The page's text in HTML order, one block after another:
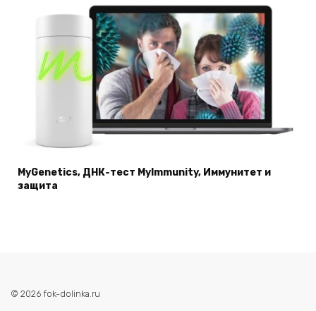
MyGenetics, ДНК-тест MyImmunity, Иммунитет и
защита
© 2026 fok-dolinka.ru